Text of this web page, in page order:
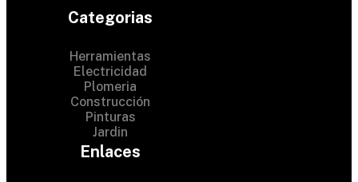
Categorias
Herramientas
Electricidad
Plomeria
Construcción
Pinturas
Jardin
Enlaces